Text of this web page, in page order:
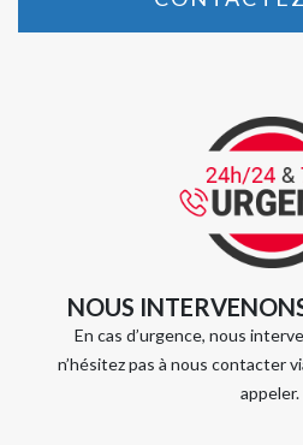
NOUS
En cas d’urgence, nous
n’hésitez pas à nous contacter
appeler.